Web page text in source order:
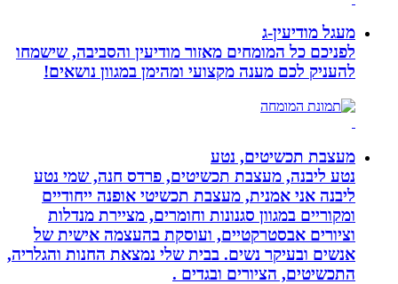
מעגל מודיעין-ג
לפניכם כל המומחים מאזור מודיעין והסביבה, שישמחו
להעניק לכם מענה מקצועי ומהימן במגוון נושאים!
מעצבת תכשיטים, נטע
נטע ליבנה, מעצבת תכשיטים, פרדס חנה, שמי נטע
ליבנה אני אמנית, מעצבת תכשיטי אופנה ייחודיים
ומקוריים במגוון סגנונות וחומרים, מציירת מנדלות
וציורים אבסטרקטיים, ועוסקת בהעצמה אישית של
אנשים ובעיקר נשים. בבית שלי נמצאת החנות והגלריה,
התכשיטים, הציורים ובגדים .